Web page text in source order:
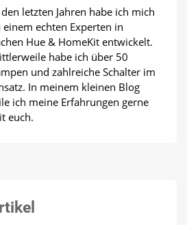
letzten Jahren habe ich mich
einem echten Experten in
Hue & HomeKit entwickelt.
habe ich über 50
und zahlreiche Schalter im
In meinem kleinen Blog
ich meine Erfahrungen gerne
euch.